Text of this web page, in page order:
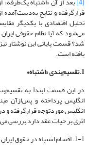
قرارگرفته و نتایج به‌دست‌آمده
تحلیل اقتصادی با یکدیگر
می‌شود که آیا نظام حقوقی
شد؟ قسمت پایانی این نوشتار
یافته است.
1.تقسیم‌بندی «اشتباه»
در این قسمت ابتداً به
انگلیس پرداخته و پس‌ازآن
انگلیس موردتوجه قرارگرفته و
اثری بر حیات عقد دارد بررسی
1-1. اقسام اشتباه در حقوق ایران و انگلیس